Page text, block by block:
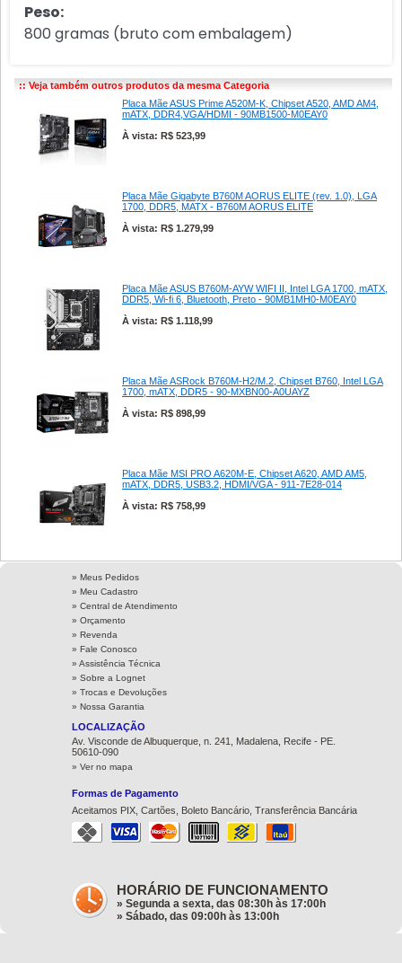
Peso:
800 gramas (bruto com embalagem)
:: Veja também outros produtos da mesma Categoria
Placa Mãe ASUS Prime A520M-K, Chipset A520, AMD AM4,
mATX, DDR4,VGA/HDMI - 90MB1500-M0EAY0
À vista: R$ 523,99
Placa Mãe Gigabyte B760M AORUS ELITE (rev. 1.0), LGA
1700, DDR5, MATX - B760M AORUS ELITE
À vista: R$ 1.279,99
Placa Mãe ASUS B760M-AYW WIFI II, Intel LGA 1700, mATX,
DDR5, Wi-fi 6, Bluetooth, Preto - 90MB1MH0-M0EAY0
À vista: R$ 1.118,99
Placa Mãe ASRock B760M-H2/M.2, Chipset B760, Intel LGA
1700, mATX, DDR5 - 90-MXBN00-A0UAYZ
À vista: R$ 898,99
Placa Mãe MSI PRO A620M-E, Chipset A620, AMD AM5,
mATX, DDR5, USB3.2, HDMI/VGA - 911-7E28-014
À vista: R$ 758,99
» Meus Pedidos
» Meu Cadastro
» Central de Atendimento
» Orçamento
» Revenda
» Fale Conosco
» Assistência Técnica
» Sobre a Lognet
» Trocas e Devoluções
» Nossa Garantia
LOCALIZAÇÃO
Av. Visconde de Albuquerque, n. 241, Madalena, Recife - PE.
50610-090
» Ver no mapa
Formas de Pagamento
Aceitamos PIX, Cartões, Boleto Bancário, Transferência Bancária
HORÁRIO DE FUNCIONAMENTO
» Segunda a sexta, das 08:30h às 17:00h
» Sábado, das 09:00h às 13:00h